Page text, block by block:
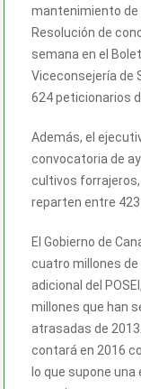
mantenimiento de
Resolución de
semana en el
Viceconsejería de
624 peticionarios
Además, el
convocatoria de
cultivos forrajeros,
reparten entre
El Gobierno de
cuatro millones de
adicional del
millones que han
atrasadas de
contará en 2016
lo que supone